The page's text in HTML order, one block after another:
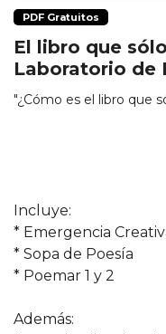
PDF Gratuitos
El libro que
Laboratorio de
"¿Cómo es el libro que
Incluye:
* Emergencia
* Sopa de Poesía
* Poemar 1 y 2
Además: